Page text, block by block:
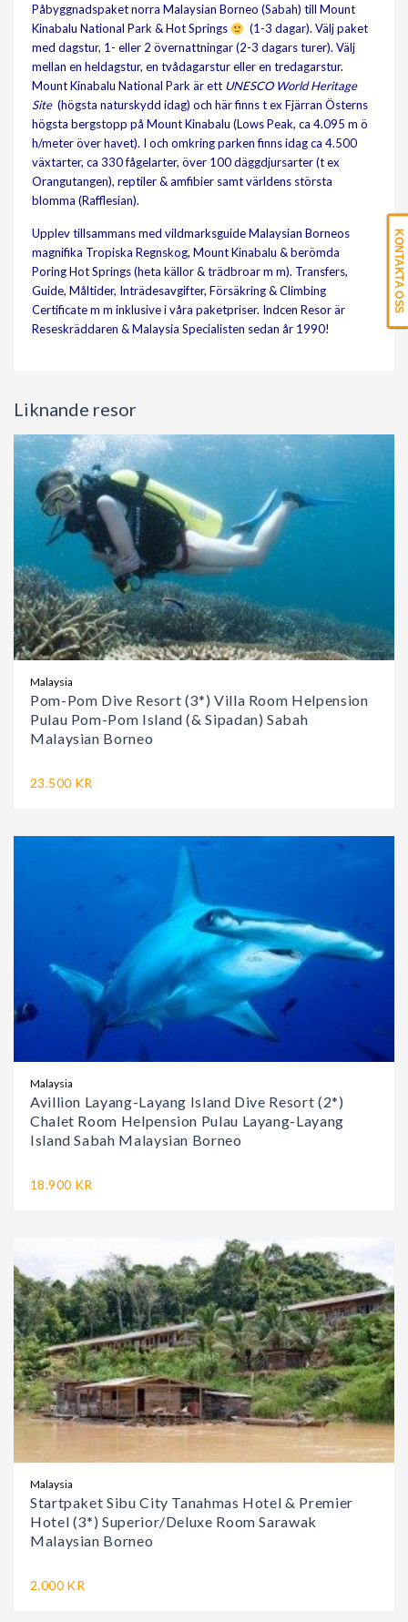
Påbyggnadspaket norra Malaysian Borneo (Sabah) till Mount
Kinabalu National Park & Hot Springs
(1-3 dagar). Välj paket
med dagstur, 1- eller 2 övernattningar (2-3 dagars turer). Välj
mellan en heldagstur, en tvådagarstur eller en tredagarstur.
Mount Kinabalu National Park är ett UNESCO World Heritage
Site (högsta naturskydd idag) och här finns t ex Fjärran Österns
högsta bergstopp på Mount Kinabalu (Lows Peak, ca 4.095 m ö
h/meter över havet). I och omkring parken finns idag ca 4.500
växtarter, ca 330 fågelarter, över 100 däggdjursarter (t ex
Orangutangen), reptiler & amfibier samt världens största
blomma (Rafflesian).
Upplev tillsammans med vildmarksguide Malaysian Borneos
magnifika Tropiska Regnskog, Mount Kinabalu & berömda
Poring Hot Springs (heta källor & trädbroar m m). Transfers,
Guide, Måltider, Inträdesavgifter, Försäkring & Climbing
Certificate m m inklusive i våra paketpriser. Indcen Resor är
Reseskräddaren & Malaysia Specialisten sedan år 1990!
Liknande resor
Malaysia
Pom-Pom Dive Resort (3*) Villa Room Helpension
Pulau Pom-Pom Island (& Sipadan) Sabah
Malaysian Borneo
23.500 KR
Malaysia
Avillion Layang-Layang Island Dive Resort (2*)
Chalet Room Helpension Pulau Layang-Layang
Island Sabah Malaysian Borneo
18.900 KR
Malaysia
Startpaket Sibu City Tanahmas Hotel & Premier
Hotel (3*) Superior/Deluxe Room Sarawak
Malaysian Borneo
2.000 KR
KONTAKTA OSS